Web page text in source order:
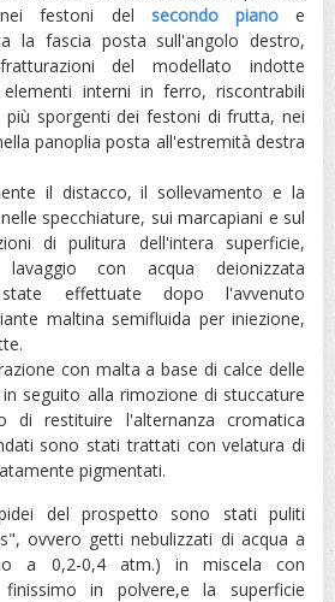
festoni del secondo pianoe
la fascia posta sull'angolo destro,
del modellato indotte
elementi interni in ferro, riscontrabili
sporgenti dei festoni di frutta, nei
panoplia posta all'estremità destra
il distacco, il sollevamento e la
specchiature, sui marcapiani e sul
di pulitura dell'intera superficie,
con acqua deionizzata
effettuate dopo l'avvenuto
maltina semifluida per iniezione,
con malta a base di calce delle
seguito alla rimozione di stuccature
di restituire l'alternanza cromatica
sono stati trattati con velatura di
pigmentati.
del prospetto sono stati puliti
ovvero getti nebulizzati di acqua a
a 0,2-0,4 atm.) in miscela con
in polvere,e la superficie